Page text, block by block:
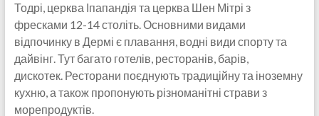
Тодрі, церква Іпапандія та церква Шен Мітрі з
фресками 12-14 століть. Основними видами
відпочинку в Дермі є плавання, водні види спорту та
дайвінг. Тут багато готелів, ресторанів, барів,
дискотек. Ресторани поєднують традиційну та іноземну
кухню, а також пропонують різноманітні страви з
морепродуктів.